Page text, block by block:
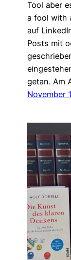
Tool aber
a fool with
auf
Posts mit
getan. Am
November